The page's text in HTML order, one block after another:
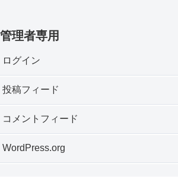
管理者専用
ログイン
投稿フィード
コメントフィード
WordPress.org